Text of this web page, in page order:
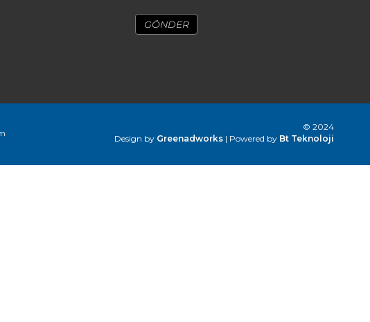
© 2024
Design by Greenadworks | Powered by Bt Teknoloji